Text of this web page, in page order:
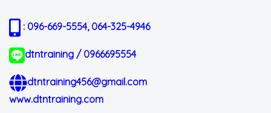
: 096-669-5554, 064-325-4946
dtntraining / 0966695554
dtntraining456@gmail.com
www.dtntraining.com